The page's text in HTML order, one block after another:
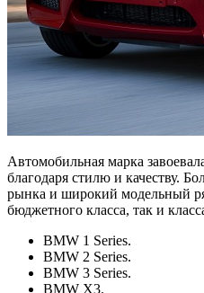
Автомобильная марка
благодаря стилю и качеству.
рынка и широкий модельный
бюджетного класса, так и
BMW 1 Series.
BMW 2 Series.
BMW 3 Series.
BMW X3.